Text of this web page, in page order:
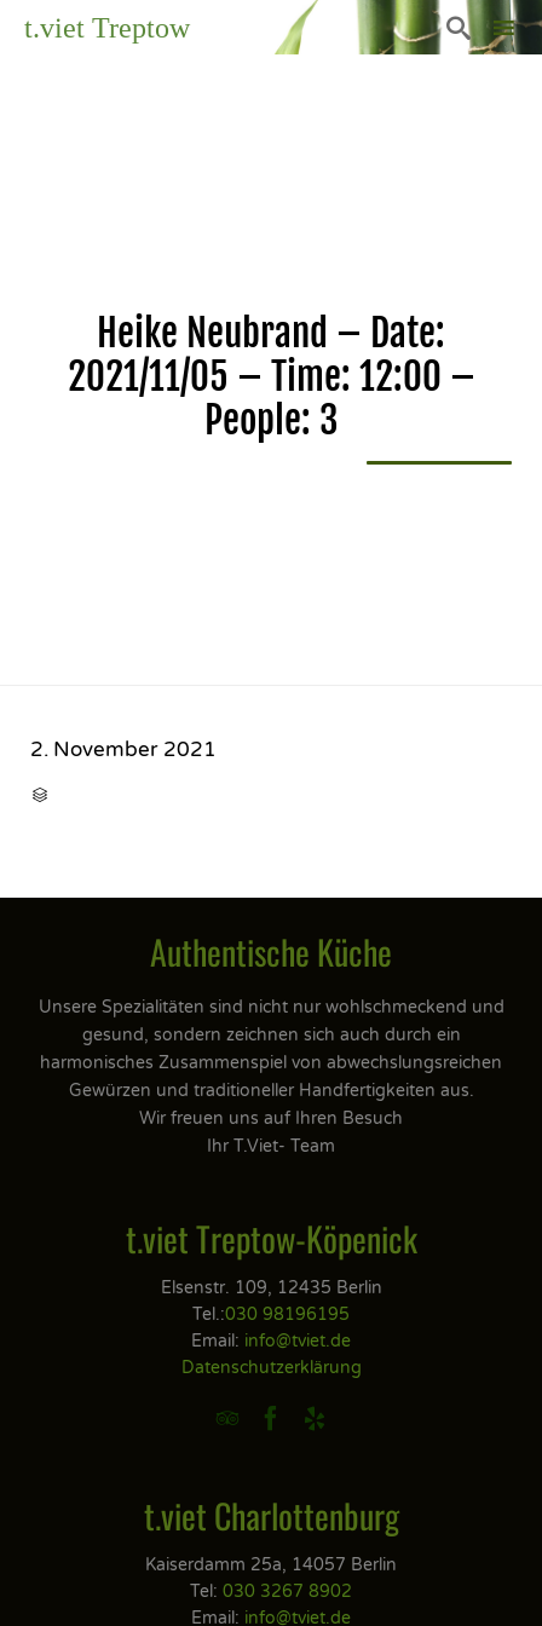
t.viet Treptow 
Heike Neubrand – Date:
2021/11/05 – Time: 12:00 –
People: 3
2. November 2021

Authentische Küche
Unsere Spezialitäten sind nicht nur wohlschmeckend und
gesund, sondern zeichnen sich auch durch ein
harmonisches Zusammenspiel von abwechslungsreichen
Gewürzen und traditioneller Handfertigkeiten aus.
Wir freuen uns auf Ihren Besuch
Ihr T.Viet- Team
t.viet Treptow-Köpenick
Elsenstr. 109, 12435 Berlin
Tel.:030 98196195
Email: info@tviet.de
Datenschutzerklärung
  
t.viet Charlottenburg
Kaiserdamm 25a, 14057 Berlin
Tel: 030 3267 8902
Email: info@tviet.de